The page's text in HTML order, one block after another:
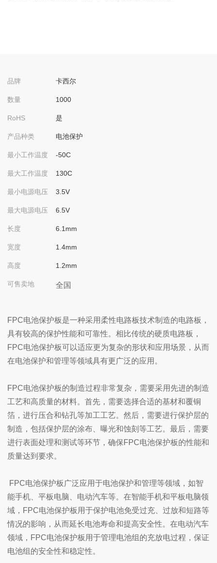
品牌 卡西尔
数量 1000
RoHS 是
产品种类 电池保护
最小工作温度 -50C
最大工作温度 130C
最小电源电压 3.5V
最大电源电压 6.5V
长度 6.1mm
宽度 1.4mm
高度 1.2mm
可售卖地 全国
FPC电池保护板是一种采用柔性电路板技术制造的电路板，
具有较高的保护性能和可靠性。相比传统的硬质电路板，
FPC电池保护板可以适应更为复杂的形状和应用场景，从而
在电池保护和管理等领域具有更广泛的应用。
FPC电池保护板的制造过程非常复杂，需要采用先进的制造
工艺和高质量的材料。首先，需要选择合适的基材和覆铜
箔，进行压合和钻孔等加工工艺。然后，需要进行保护层的
制造，包括保护层的涂布、曝光和蚀刻等工艺。最后，需要
进行表面处理和测试等环节，确保FPC电池保护板的性能和
质量达到要求。
FPC电池保护板广泛应用于电池保护和管理等领域，如智
能手机、平板电脑、电动汽车等。在智能手机和平板电脑领
域，FPC电池保护板用于保护电池免受过充、过放和短路等
情况的影响，从而延长电池寿命和提高安全性。在电动汽车
领域，FPC电池保护板用于管理电池组的充放电过程，保证
电池组的安全性和稳定性。